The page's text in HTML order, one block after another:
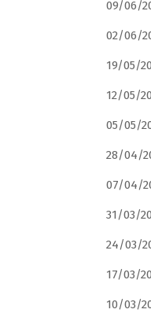
09/06/
02/06/
19/05/
12/05/
05/05/
28/04/
07/04/
31/03/
24/03/
17/03/
10/03/